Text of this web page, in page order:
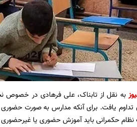
به نقل از تابناک، علی فرهادی در خصوص
یافت. برای آنکه مدارس به صورت حضوری
حکمرانی باید آموزش حضوری یا غیرحضوری